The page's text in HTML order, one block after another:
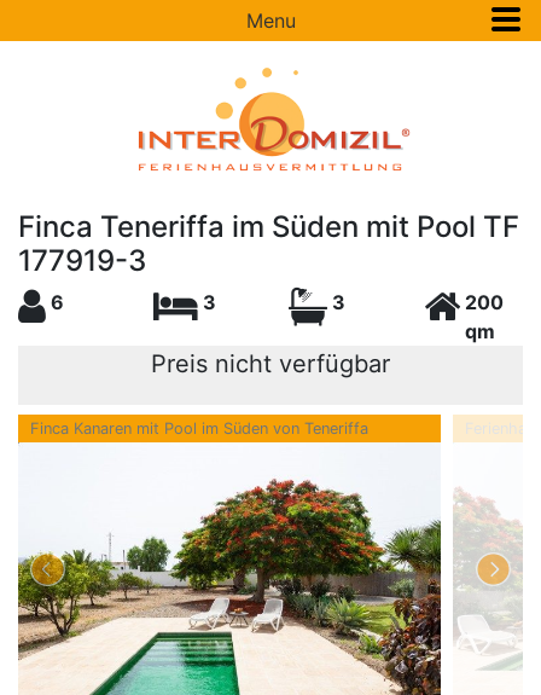
Menu
Finca Teneriffa im Süden mit Pool TF
177919-3
6 3 3
200
qm
Preis nicht verfügbar
Finca Kanaren mit Pool im Süden von Teneriffa